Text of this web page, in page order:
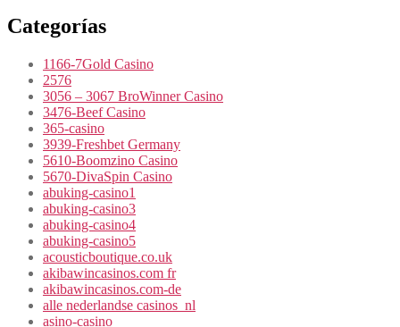
Categorías
1166-7Gold Casino
2576
3056 – 3067 BroWinner Casino
3476-Beef Casino
365-casino
3939-Freshbet Germany
5610-Boomzino Casino
5670-DivaSpin Casino
abuking-casino1
abuking-casino3
abuking-casino4
abuking-casino5
acousticboutique.co.uk
akibawincasinos.com fr
akibawincasinos.com-de
alle nederlandse casinos_nl
asino-casino